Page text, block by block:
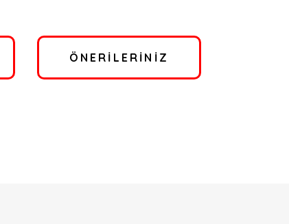
ÖNERILERINIZ